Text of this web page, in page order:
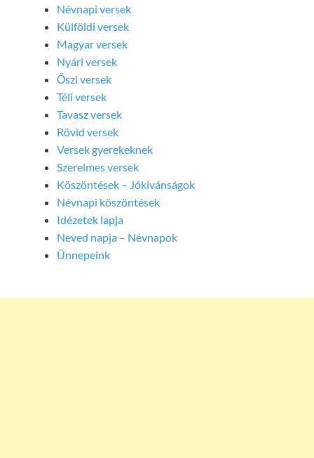
Névnapi versek
Külföldi versek
Magyar versek
Nyári versek
Őszi versek
Téli versek
Tavasz versek
Rövid versek
Versek gyerekeknek
Szerelmes versek
Köszöntések – Jókívánságok
Névnapi köszöntések
Idézetek lapja
Neved napja – Névnapok
Ünnepeink